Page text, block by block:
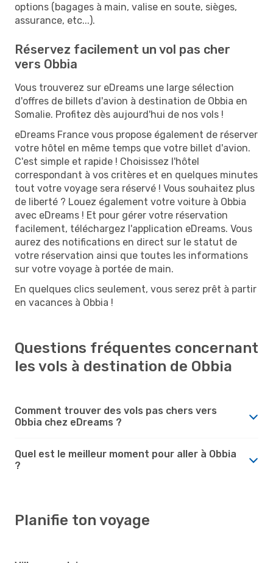
options (bagages à main, valise en soute, sièges,
assurance, etc...).
Réservez facilement un vol pas cher
vers Obbia
Vous trouverez sur eDreams une large sélection
d'offres de billets d'avion à destination de Obbia en
Somalie. Profitez dès aujourd'hui de nos vols !
eDreams France vous propose également de réserver
votre hôtel en même temps que votre billet d'avion.
C'est simple et rapide ! Choisissez l'hôtel
correspondant à vos critères et en quelques minutes
tout votre voyage sera réservé ! Vous souhaitez plus
de liberté ? Louez également votre voiture à Obbia
avec eDreams ! Et pour gérer votre réservation
facilement, téléchargez l'application eDreams. Vous
aurez des notifications en direct sur le statut de
votre réservation ainsi que toutes les informations
sur votre voyage à portée de main.
En quelques clics seulement, vous serez prêt à partir
en vacances à Obbia !
Questions fréquentes concernant
les vols à destination de Obbia
Comment trouver des vols pas chers vers
Obbia chez eDreams ?
Quel est le meilleur moment pour aller à Obbia
?
Planifie ton voyage